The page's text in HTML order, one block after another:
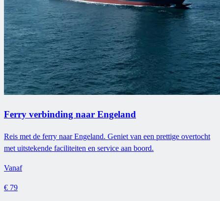
Ferry verbinding naar Engeland
Reis met de ferry naar Engeland. Geniet van een prettige overtocht
met uitstekende faciliteiten en service aan boord.
Vanaf
€ 79